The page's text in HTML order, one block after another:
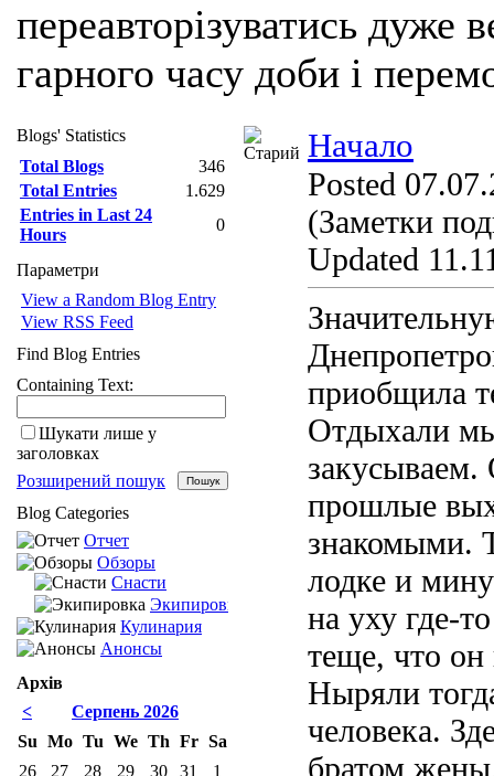
переавторізуватись
гарного часу доби і
Начало
Posted
(Заметки
Updated
приобщила
Отдыхали
закусываем.
прошлые
знакомыми.
лодке и
на уху где-
теще, что
Ныряли
человека.
братом
Blogs' Statistics
Total Blogs
346
Total Entries
1.629
Entries in Last 24
Hours
0
Параметри
View a Random Blog Entry
View RSS Feed
Find Blog Entries
Containing Text:
Шукати лише у
заголовках
Розширений пошук
Blog Categories
Отчет
Обзоры
Снасти
Экипировка
Кулинария
Анонсы
Архів
<
Серпень 2026
Su Mo Tu We Th Fr Sa
26
27 28 29 30 31
1